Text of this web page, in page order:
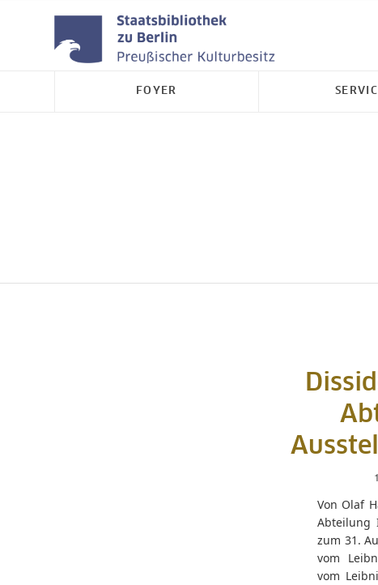
FOYER
Von Olaf
Abteilung
zum 31.
vom
vom